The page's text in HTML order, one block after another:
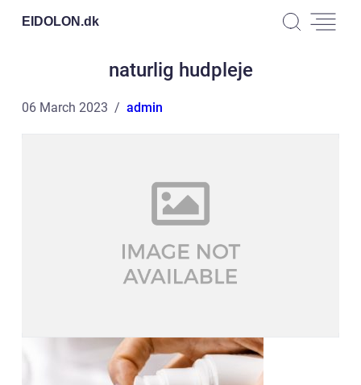
EIDOLON.dk
naturlig hudpleje
06 March 2023 admin